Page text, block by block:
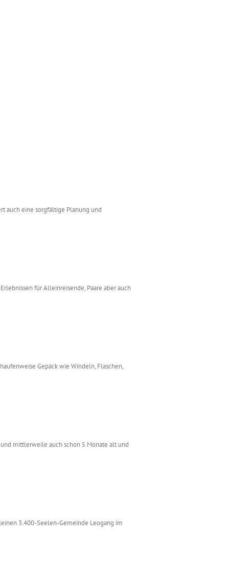
auch eine sorgfältige Planung und
für Alleinreisende, Paare aber auch
Gepäck wie Windeln, Flaschen,
mittlerweile auch schon 5 Monate alt und
3.400-Seelen-Gemeinde Leogang im